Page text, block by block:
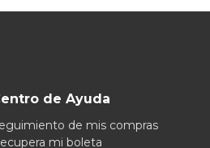
de Ayuda
de mis compras
mi boleta